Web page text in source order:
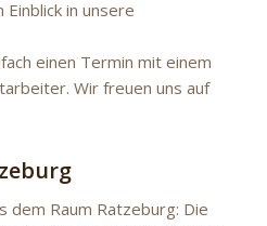
in unsere
einen Termin mit einem
Wir freuen uns auf
dem Raum Ratzeburg: Die